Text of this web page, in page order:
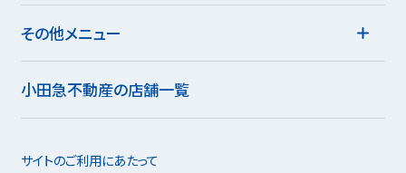
その他メニュー
小田急不動産の店舗一覧
サイトのご利用にあたって